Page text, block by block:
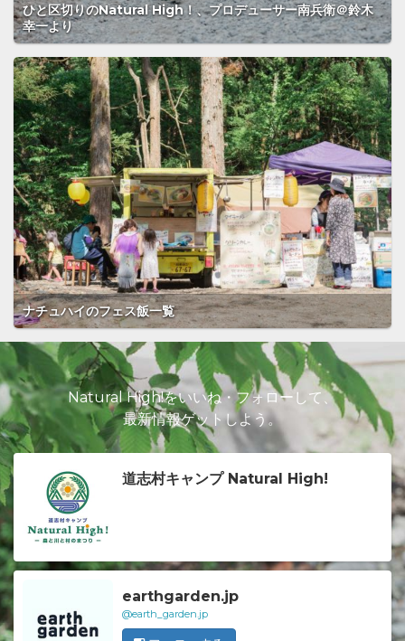
ひと区切りのNatural High！、プロデューサー南兵衛＠鈴木
幸一より
ナチュハイのフェス飯一覧
Natural High!をいいね・フォローして、
最新情報ゲットしよう。
道志村キャンプ Natural High!
earthgarden.jp
@earth_garden.jp